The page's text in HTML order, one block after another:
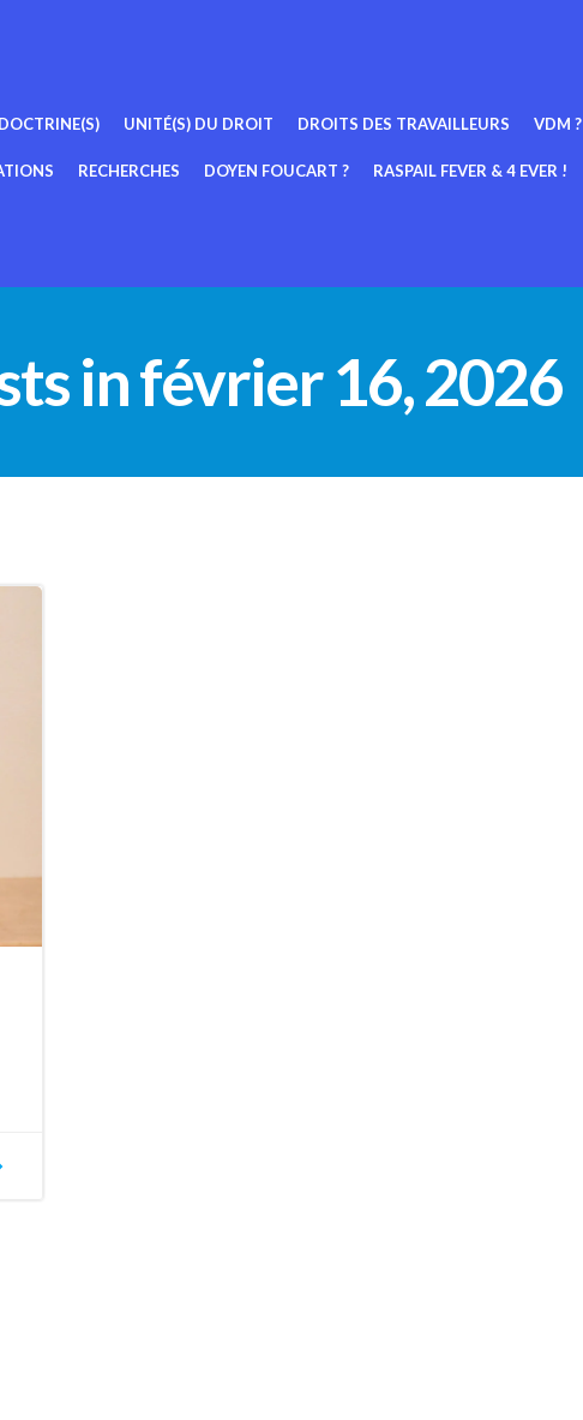
DOCTRINE(S) UNITÉ(S) DU DROIT DROITS DES TRAVAILLEURS VDM ?
RECHERCHES DOYEN FOUCART ? RASPAIL FEVER & 4 EVER !
in février 16, 2026